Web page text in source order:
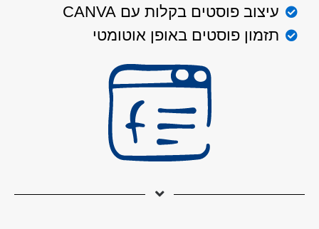
עיצוב פוסטים בקלות עם CANVA
תזמון פוסטים באופן אוטומטי